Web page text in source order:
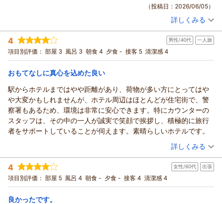
またのお越しをスタッフ一同、心よりお待ち申し上げておりま
フロント岡田
（返信日：2026/06/16）
お部屋の清潔感や広さ、お風呂、そしてベッドのクッションに
つきましてご満足いただけたとのこと、大変嬉しく拝読いたし
ました。快適にお過ごしいただけたようで、何よりでございま
す。
一方で、2階への入口につきましては、レストランの看板が目立
ち分かりづらく、ご不便をおかけし申し訳ございませんでし
た。今後のご案内方法改善の参考とさせていただきます。
います。
またのお客様のご来館を心よりお待ち申し上げております。
支配人 小西 フロント 笠原
（返信日：2026/06/12）
（投稿日：2026/06/05）
投稿者： まろんさん(女性/50代)
宿泊プラン： 【素泊り】宿泊以外は不要・シンプルステイプラン
ダブル
食事なし
宿泊価格帯： 7,001～8,000円(大人一人あたり/税込)
この度はリッチモンドホテル東京武蔵野にご宿泊いただきまし
て誠にありがとうございます。
ご宿泊にご満足いただけようで、何よりでございます。特に清
掃の清潔さなどをご評価いただく事が出来、大変嬉しく思って
今後もお客様が快適にお過ごしいただけるホテルであるよう、
サービスの向上に励んで参ります。
またのお客様のご来館を心よりお待ち申し上げております。
支配人 小西 フロント 杉澤
詳しくみる
4 男性/40代 一人旅
項目別評価： 部屋 3 風呂 3 朝食 4 夕食 - 接客 5 清潔感 4
おもてなしに真心を込めた良い
駅からホテルまではやや距離があり、荷物が多い方にとってはや
や大変かもしれませんが、ホテル周辺はほとんどが住宅街で、警
察署もあるため、環境は非常に安心できます。特にカウンターの
スタッフは、その中の一人が誠実で笑顔で挨拶し、積極的に旅行
者をサポートしていることが伺えます。素晴らしいホテルです。
（投稿日：2026/06/04）
宿泊時期： 2026年05月宿泊 (一人旅)
投稿者： ビンイさん
宿泊プラン： 【じゃらんスペシャルウィーク】【◆早割６０/朝食付◆】60
日前までの早期割引予約でお得！
シングル 朝のみ
宿泊価格帯： 14,001～15,000円(大人一人あたり/税込)
詳しくみる
4 女性/60代 出張
項目別評価： 部屋 5 風呂 4 朝食 - 夕食 - 接客 4 清潔感 4
良かったです。